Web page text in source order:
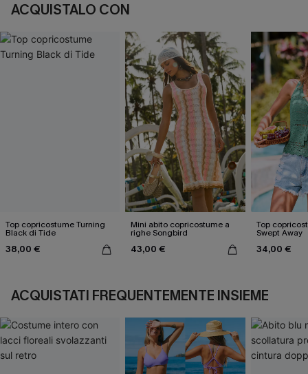
ACQUISTALO CON
Top copricostume Turning
Black di Tide
38,00 €
Mini abito copricostume a
righe Songbird
43,00 €
Top
Swept Away
34,00 €
ACQUISTATI FREQUENTEMENTE INSIEME